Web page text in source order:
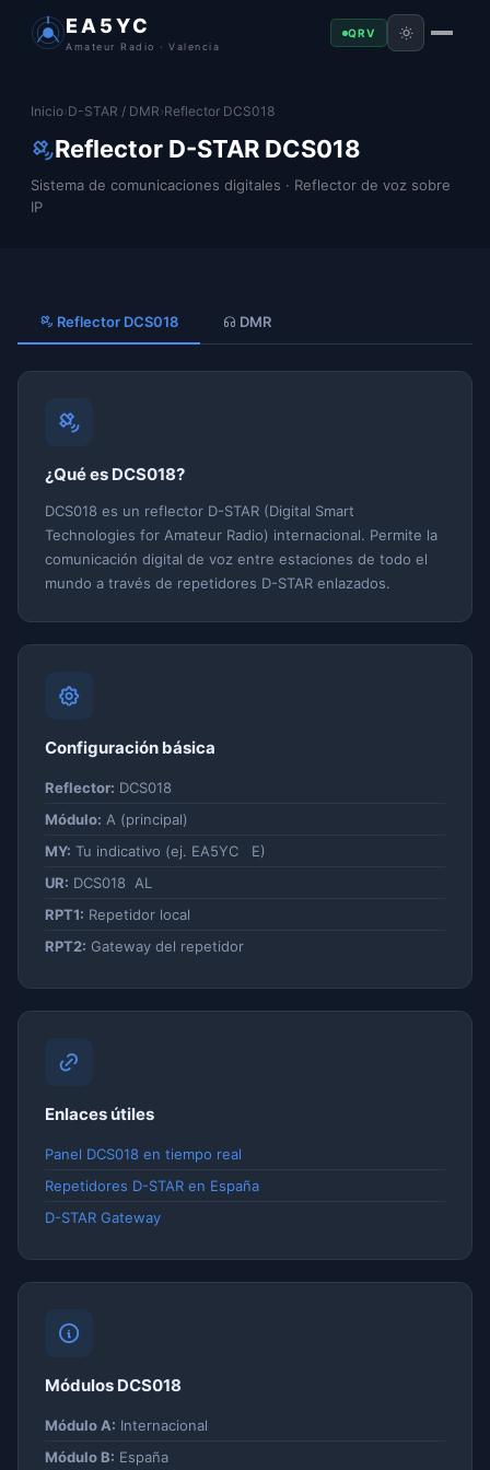
EA5YC
Amateur Radio · Valencia
QRV
Inicio›D-STAR / DMR›Reflector DCS018
Reflector D-STAR DCS018
Sistema de comunicaciones digitales · Reflector de voz sobre
IP
Reflector DCS018 DMR
¿Qué es DCS018?
DCS018 es un reflector D-STAR (Digital Smart
Technologies for Amateur Radio) internacional. Permite la
comunicación digital de voz entre estaciones de todo el
mundo a través de repetidores D-STAR enlazados.
Configuración básica
Reflector: DCS018
Módulo: A (principal)
MY: Tu indicativo (ej. EA5YC E)
UR: DCS018 AL
RPT1: Repetidor local
RPT2: Gateway del repetidor
Enlaces útiles
Panel DCS018 en tiempo real
Repetidores D-STAR en España
D-STAR Gateway
Módulos DCS018
Módulo A: Internacional
Módulo B: España